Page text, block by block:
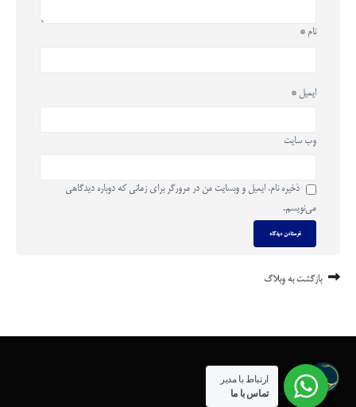
نام *
ایمیل *
وب‌ سایت
ذخیره نام، ایمیل و وبسایت من در مرورگر برای زمانی که دوباره دیدگاهی
می‌نویسم.
بازگشت به وبلاگ
ارتباط با مدیر
تماس با ما